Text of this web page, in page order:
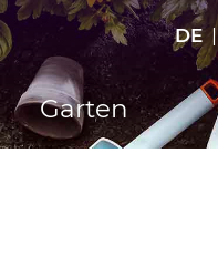
DE |
Garten